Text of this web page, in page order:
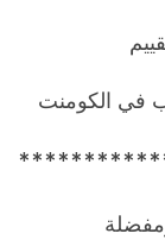
في الكومنت